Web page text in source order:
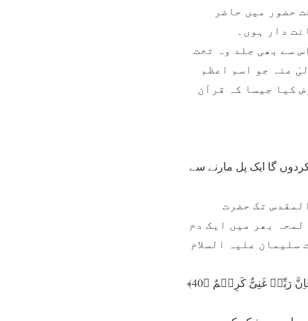
حضور میں حاضر
دار ہوں۔
سے بھی جلد وہ تخت
عنہ جو اسم اعظم
کیا جیسا کہ قرآن
گا ایک پل مارنے سے
تک حضرت
بھر میں ایک دم
علیہ السلام
ہٰذَا مِنۡ فَضْلِ رَبِّیۡ ۟ۖ لِیَبْلُوَنِیۡۤ ءَاَشْکُرُ اَمْ اَکْفُرُ ؕ وَمَنۡ شَکَرَ فَاِنَّمَا یَشْکُرُ لِنَفْسِہٖ ۚ وَمَنۡ کَفَرَ فَاِنَّ رَبِّیۡ غَنِیٌّ کَرِیۡمٌ ﴿40﴾